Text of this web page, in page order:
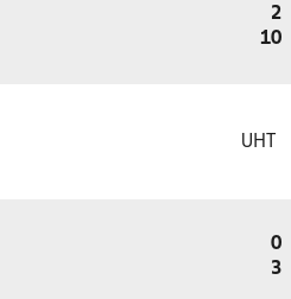
2
10
UHT
0
3